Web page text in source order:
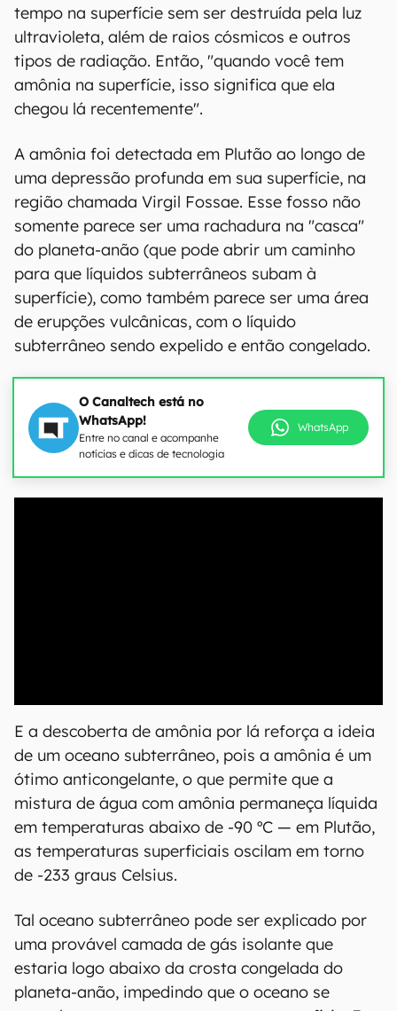
tempo na superfície sem ser destruída pela luz
ultravioleta, além de raios cósmicos e outros
tipos de radiação. Então, "quando você tem
amônia na superfície, isso significa que ela
chegou lá recentemente".
A amônia foi detectada em Plutão ao longo de
uma depressão profunda em sua superfície, na
região chamada Virgil Fossae. Esse fosso não
somente parece ser uma rachadura na "casca"
do planeta-anão (que pode abrir um caminho
para que líquidos subterrâneos subam à
superfície), como também parece ser uma área
de erupções vulcânicas, com o líquido
subterrâneo sendo expelido e então congelado.
O Canaltech está no
WhatsApp!
Entre no canal e acompanhe
notícias e dicas de tecnologia
WhatsApp
E a descoberta de amônia por lá reforça a ideia
de um oceano subterrâneo, pois a amônia é um
ótimo anticongelante, o que permite que a
mistura de água com amônia permaneça líquida
em temperaturas abaixo de -90 ºC — em Plutão,
as temperaturas superficiais oscilam em torno
de -233 graus Celsius.
Tal oceano subterrâneo pode ser explicado por
uma provável camada de gás isolante que
estaria logo abaixo da crosta congelada do
planeta-anão, impedindo que o oceano se